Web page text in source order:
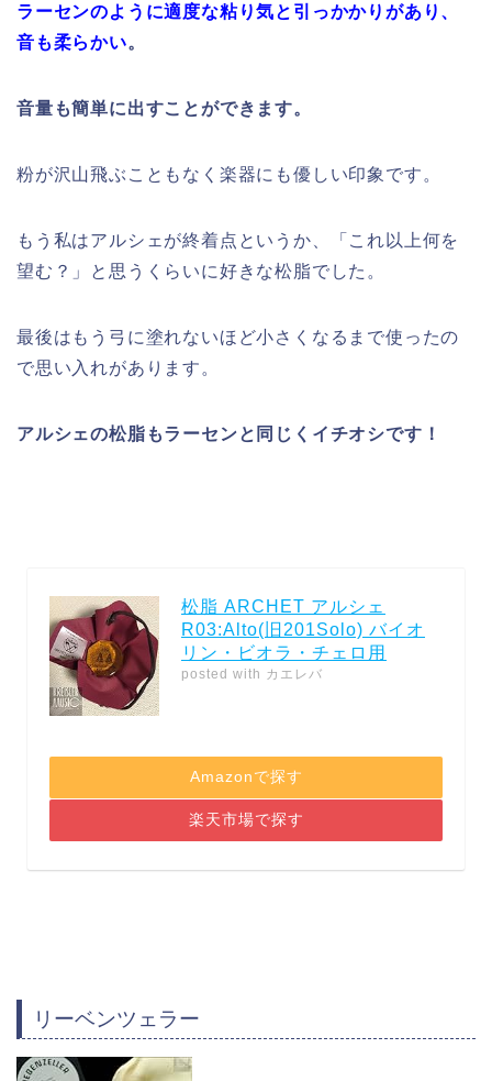
ラーセンのように適度な粘り気と引っかかりがあり、
音も柔らかい。
音量も簡単に出すことができます。
粉が沢山飛ぶこともなく楽器にも優しい印象です。
もう私はアルシェが終着点というか、「これ以上何を
望む？」と思うくらいに好きな松脂でした。
最後はもう弓に塗れないほど小さくなるまで使ったの
で思い入れがあります。
アルシェの松脂もラーセンと同じくイチオシです！
松脂 ARCHET アルシェ
R03:Alto(旧201Solo) バイオ
リン・ビオラ・チェロ用
posted with カエレバ
Amazonで探す
楽天市場で探す
リーベンツェラー